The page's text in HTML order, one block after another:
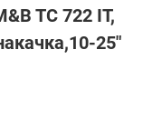
TC 722 IT,
25"